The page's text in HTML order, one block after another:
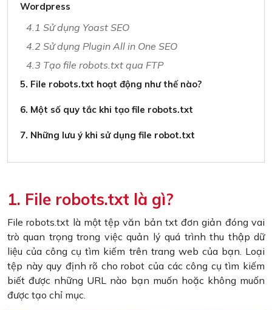
Wordpress
4.1 Sử dụng Yoast SEO
4.2 Sử dụng Plugin All in One SEO
4.3 Tạo file robots.txt qua FTP
5. File robots.txt hoạt động như thế nào?
6. Một số quy tắc khi tạo file robots.txt
7. Những lưu ý khi sử dụng file robot.txt
1. File robots.txt là gì?
File robots.txt là một tệp văn bản txt đơn giản đóng vai
trò quan trọng trong việc quản lý quá trình thu thập dữ
liệu của công cụ tìm kiếm trên trang web của bạn. Loại
tệp này quy định rõ cho robot của các công cụ tìm kiếm
biết được những URL nào bạn muốn hoặc không muốn
được tạo chỉ mục.